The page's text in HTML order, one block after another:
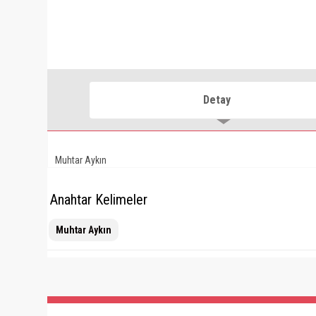
Detay
Muhtar Aykın
Anahtar Kelimeler
Muhtar Aykın